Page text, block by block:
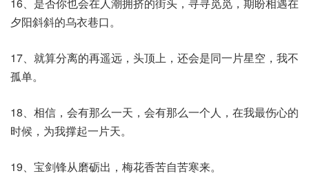
夕阳斜斜的乌衣巷口。
17、就算分离的再遥远，头顶上，还会是同一片星空，我不
孤单。
18、相信，会有那么一天，会有那么一个人，在我最伤心的
时候，为我撑起一片天。
19、宝剑锋从磨砺出，梅花香苦自苦寒来。